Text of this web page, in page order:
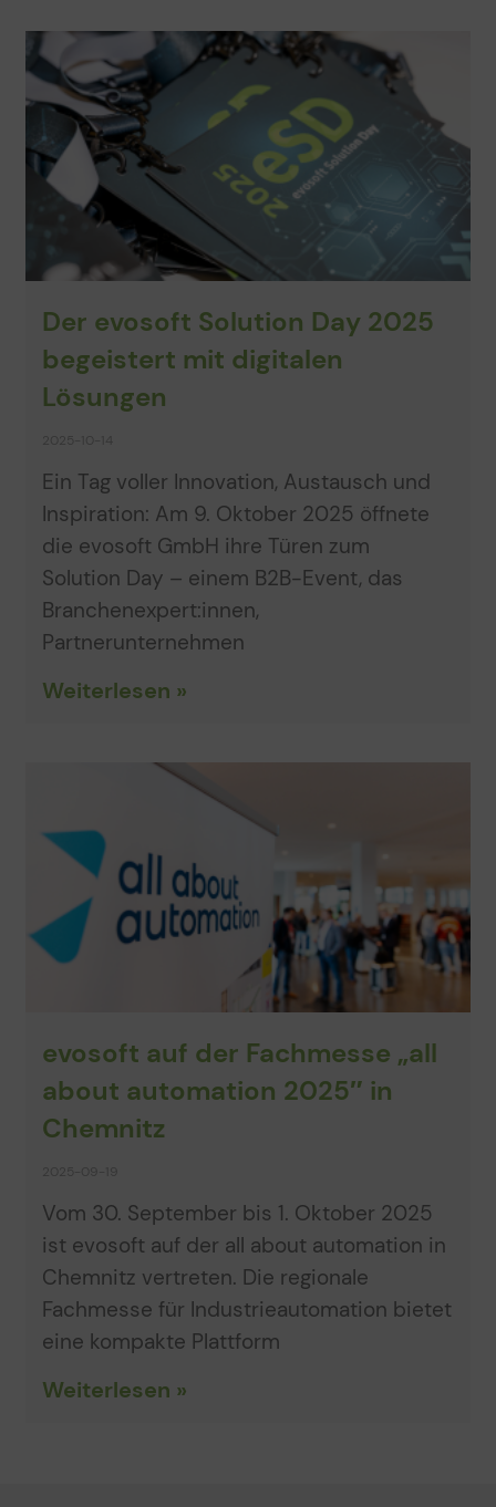
Der evosoft Solution Day 2025
begeistert mit digitalen
Lösungen
Ein Tag voller Innovation, Austausch und
Inspiration: Am 9. Oktober 2025 öffnete
die evosoft GmbH ihre Türen zum
Solution Day – einem B2B-Event, das
Branchenexpert:innen,
Partnerunternehmen
Weiterlesen »
evosoft auf der Fachmesse „all
about automation 2025″ in
Chemnitz
Vom 30. September bis 1. Oktober 2025
ist evosoft auf der all about automation in
Chemnitz vertreten. Die regionale
Fachmesse für Industrieautomation bietet
eine kompakte Plattform
Weiterlesen »